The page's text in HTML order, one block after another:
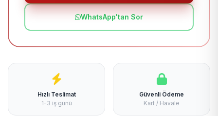
WhatsApp'tan Sor
Hızlı Teslimat
1-3 iş günü
Güvenli Ödeme
Kart / Havale